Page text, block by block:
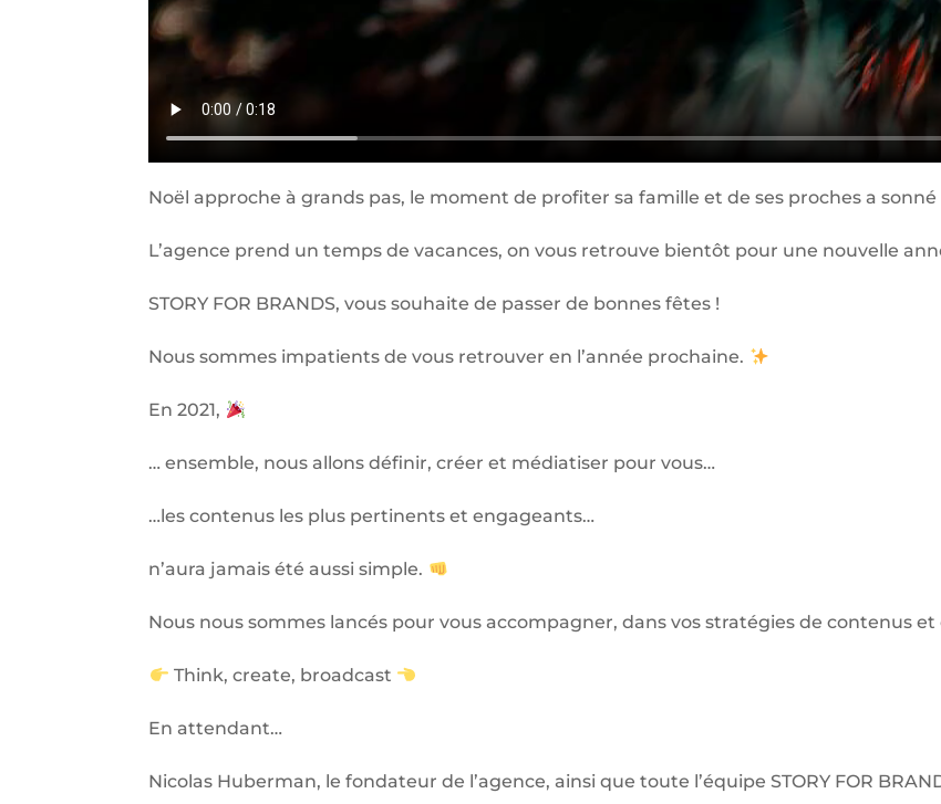
Noël approche à grands pas, le moment de profiter sa famille et de ses proches a sonné
L’agence prend un temps de vacances, on vous retrouve bientôt pour une nouvelle
STORY FOR BRANDS, vous souhaite de passer de bonnes fêtes !
Nous sommes impatients de vous retrouver en l’année prochaine.
En 2021,
… ensemble, nous allons définir, créer et médiatiser pour vous…
…les contenus les plus pertinents et engageants…
n’aura jamais été aussi simple.
Nous nous sommes lancés pour vous accompagner, dans vos stratégies de contenus
Think, create, broadcast
En attendant…
Nicolas Huberman, le fondateur de l’agence, ainsi que toute l’équipe STORY FOR